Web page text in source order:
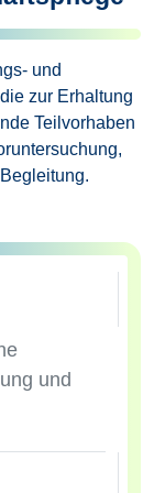
und
zur Erhaltung
Teilvorhaben
und